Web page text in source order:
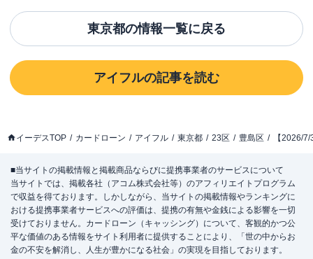
東京都の情報一覧に戻る
アイフルの記事を読む
イーデスTOP カードローン アイフル 東京都 23区 豊島区 【2026/
■当サイトの掲載情報と掲載商品ならびに提携事業者のサービスについて
当サイトでは、掲載各社（アコム株式会社等）のアフィリエイトプログラム
で収益を得ております。しかしながら、当サイトの掲載情報やランキングに
おける提携事業者サービスへの評価は、提携の有無や金銭による影響を一切
受けておりません。カードローン（キャッシング）について、客観的かつ公
平な価値のある情報をサイト利用者に提供することにより、「世の中からお
金の不安を解消し、人生が豊かになる社会」の実現を目指しております。